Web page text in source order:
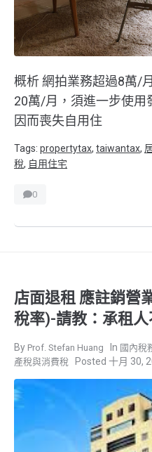
概析 網拍業務超過8萬/
20萬/月，須進一步使用
因而喪失自用住
Tags: propertytax, taiwantax,
稅, 自用住宅
0
店面退租 應註銷營
稅率)-請教：承租
Prof. Stefan Huang 國內稅
產稅與消費稅
十月 30,